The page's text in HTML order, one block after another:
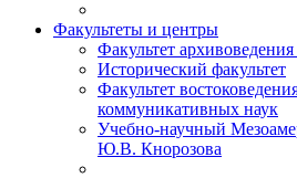
Факультеты и центры
Факультет
Исторический факультет
Факультет
коммуникативных наук
Учебно-научный
Ю.В. Кнорозова